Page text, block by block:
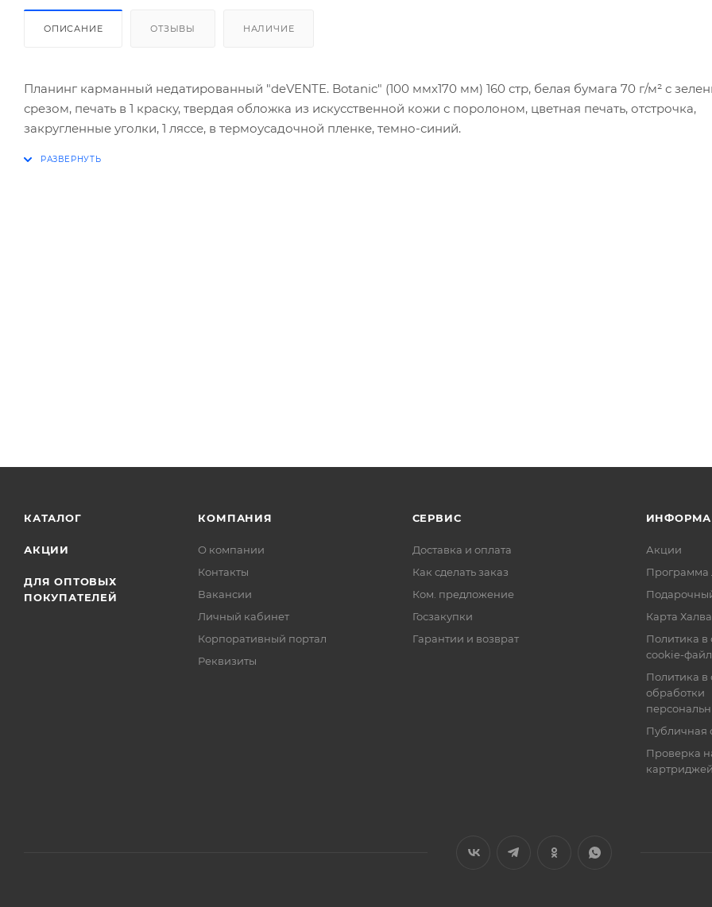
ОПИСАНИЕ ОТЗЫВЫ НАЛИЧИЕ
Планинг карманный недатированный "deVENTE. Botanic" (100 ммx170 мм) 160 стр, белая бумага 70 г/м² с
срезом, печать в 1 краску, твердая обложка из искусственной кожи с поролоном, цветная печать, отстрочка,
закругленные уголки, 1 ляссе, в термоусадочной пленке, темно-синий.
КАТАЛОГ
АКЦИИ
ДЛЯ ОПТОВЫХ
ПОКУПАТЕЛЕЙ
КОМПАНИЯ
О компании
Контакты
Вакансии
Личный кабинет
Корпоративный портал
Реквизиты
СЕРВИС
Доставка и оплата
Как сделать заказ
Ком. предложение
Госзакупки
Гарантии и возврат
Акции
Программа
Карта Халва
Политика
cookie-
Политика
обработки
Публичная
Проверка